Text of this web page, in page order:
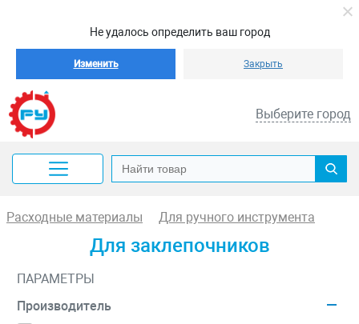
Не удалось определить ваш город
Изменить Закрыть
Выберите город
Расходные материалы Для ручного инструмента
Для заклепочников
ПАРАМЕТРЫ
Производитель